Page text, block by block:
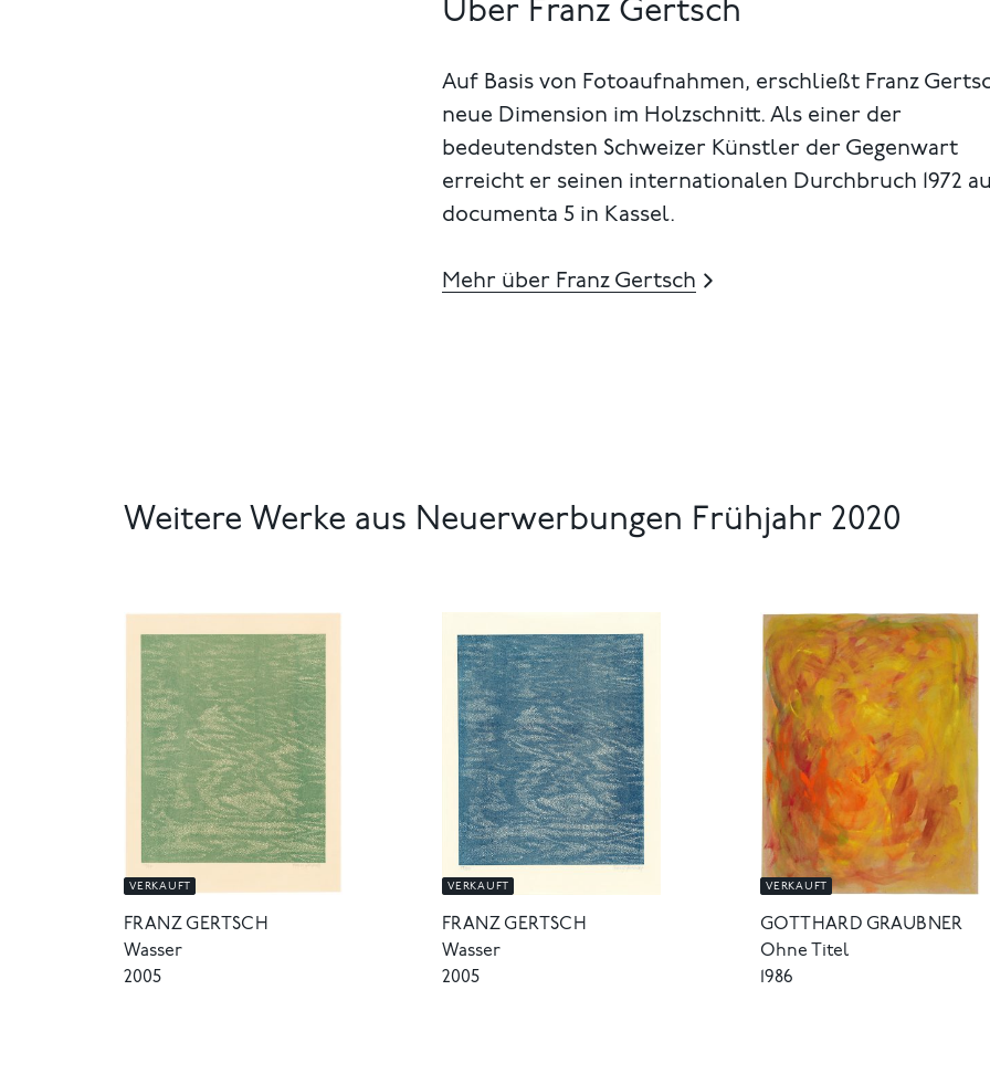
Über Franz Gertsch
Auf Basis von Fotoaufnahmen, erschließt Franz
neue Dimension im Holzschnitt. Als einer der
bedeutendsten Schweizer Künstler der Gegenwart
erreicht er seinen internationalen Durchbruch 1972
documenta 5 in Kassel.
Mehr über Franz Gertsch
Weitere Werke aus Neuerwerbungen Frühjahr 2020
VERKAUFT
FRANZ GERTSCH
Wasser
2005
VERKAUFT
FRANZ GERTSCH
Wasser
2005
VERKAUFT
GOTTHARD GRAUBNER
Ohne Titel
1986